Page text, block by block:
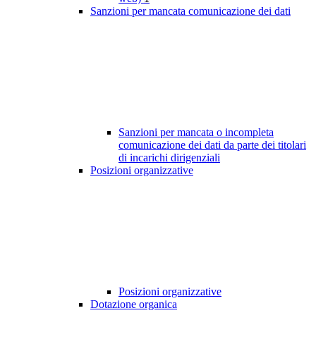
Sanzioni per mancata comunicazione dei dati
Sanzioni per mancata o incompleta
comunicazione dei dati da parte dei titolari
di incarichi dirigenziali
Posizioni organizzative
Posizioni organizzative
Dotazione organica